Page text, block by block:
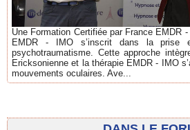
Une Formation Certifiée par France EMDR
EMDR - IMO s’inscrit dans la prise
psychotraumatisme. Cette approche
Ericksonienne et la thérapie EMDR - IMO
mouvements oculaires. Ave...